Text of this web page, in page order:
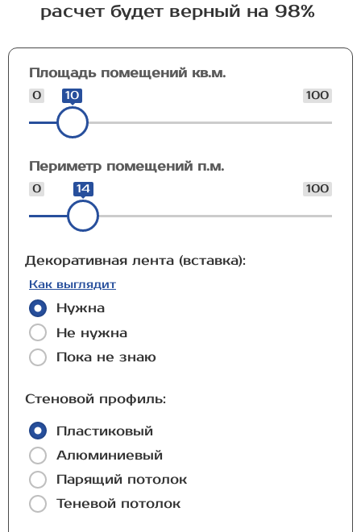
расчет будет верный на 98%
Площадь помещений кв.м.
0 100
10
Периметр помещений п.м.
0 100
14
Декоративная лента (вставка):
Как выглядит
Нужна
Не нужна
Пока не знаю
Стеновой профиль:
Пластиковый
Алюминиевый
Парящий потолок
Теневой потолок